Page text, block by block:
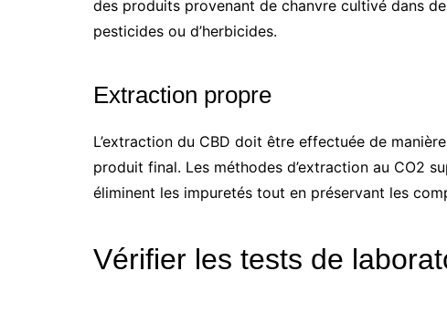
des produits provenant de chanvre cultivé dans
pesticides ou d’herbicides.
Extraction propre
L’extraction du CBD doit être effectuée de
produit final. Les méthodes d’extraction au CO2
éliminent les impuretés tout en préservant les
Vérifier les tests de